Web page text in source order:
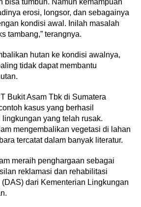
erosi, longsor, dan sebagainya
kondisi awal. Inilah masalah
tambang,” terangnya.
hutan ke kondisi awalnya,
tidak dapat membantu
Bukit Asam Tbk di Sumatera
kasus yang berhasil
yang telah rusak.
mengembalikan vegetasi di lahan
tercatat dalam banyak literatur.
meraih penghargaan sebagai
reklamasi dan rehabilitasi
dari Kementerian Lingkungan